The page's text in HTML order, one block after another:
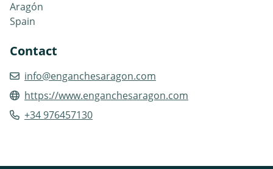
Aragón
Spain
Contact
info@enganchesaragon.com
https://www.enganchesaragon.com
+34 976457130